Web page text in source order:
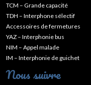
TCM – Grande capacité
TDH – Interphone sélectif
Accessoires de fermetures
YAZ – Interphonie bus
NIM – Appel malade
IM – Interphonie de guichet
Nous suivre